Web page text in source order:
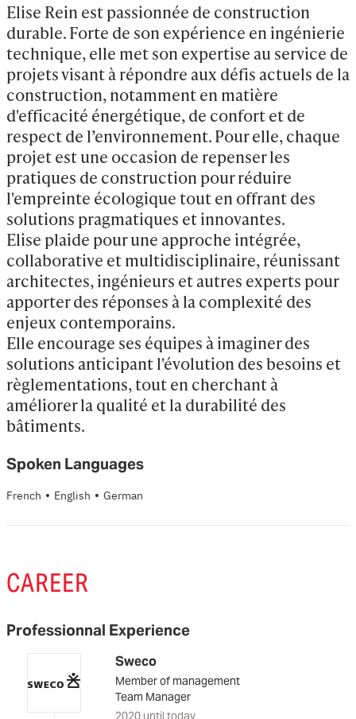
Elise Rein est passionnée de construction
durable. Forte de son expérience en ingénierie
technique, elle met son expertise au service de
projets visant à répondre aux défis actuels de la
construction, notamment en matière
d'efficacité énergétique, de confort et de
respect de l’environnement. Pour elle, chaque
projet est une occasion de repenser les
pratiques de construction pour réduire
l'empreinte écologique tout en offrant des
solutions pragmatiques et innovantes.
Elise plaide pour une approche intégrée,
collaborative et multidisciplinaire, réunissant
architectes, ingénieurs et autres experts pour
apporter des réponses à la complexité des
enjeux contemporains.
Elle encourage ses équipes à imaginer des
solutions anticipant l'évolution des besoins et
règlementations, tout en cherchant à
améliorer la qualité et la durabilité des
bâtiments.
Spoken Languages
French · English · German
CAREER
Professionnal Experience
Sweco
Member of management
Team Manager
2020 until today